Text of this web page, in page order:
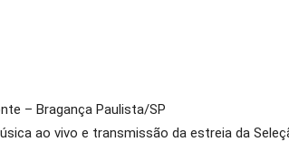
– Bragança Paulista/SP
ao vivo e transmissão da estreia da